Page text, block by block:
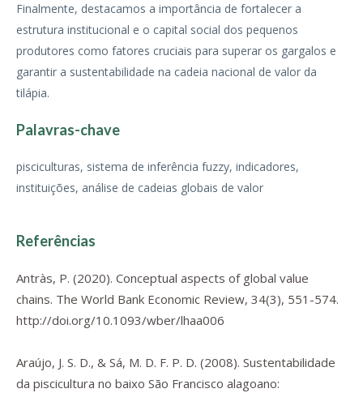
Finalmente, destacamos a importância de fortalecer a
estrutura institucional e o capital social dos pequenos
produtores como fatores cruciais para superar os gargalos e
garantir a sustentabilidade na cadeia nacional de valor da
tilápia.
Palavras-chave
pisciculturas, sistema de inferência fuzzy, indicadores,
instituições, análise de cadeias globais de valor
Referências
Antràs, P. (2020). Conceptual aspects of global value
chains. The World Bank Economic Review, 34(3), 551-574.
http://doi.org/10.1093/wber/lhaa006
Araújo, J. S. D., & Sá, M. D. F. P. D. (2008). Sustentabilidade
da piscicultura no baixo São Francisco alagoano: